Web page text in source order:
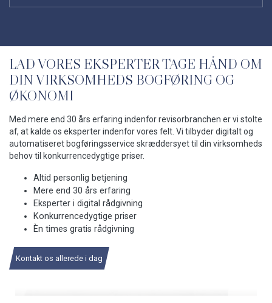
LAD VORES EKSPERTER TAGE HÅND OM
DIN VIRKSOMHEDS BOGFØRING OG
ØKONOMI
Med mere end 30 års erfaring indenfor revisorbranchen er vi stolte
af, at kalde os eksperter indenfor vores felt. Vi tilbyder digitalt og
automatiseret bogføringsservice skræddersyet til din virksomheds
behov til konkurrencedygtige priser.
Altid personlig betjening
Mere end 30 års erfaring
Eksperter i digital rådgivning
Konkurrencedygtige priser
Èn times gratis rådgivning
Kontakt os allerede i dag